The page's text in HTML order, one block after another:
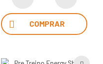
COMPRAR